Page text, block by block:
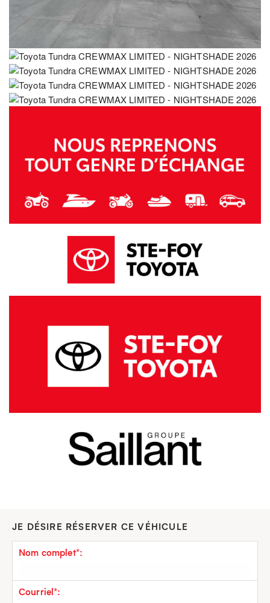
JE DÉSIRE RÉSERVER CE VÉHICULE
Nom complet*:
Courriel*: